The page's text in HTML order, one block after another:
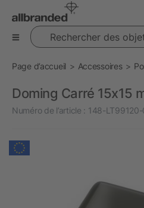
Rechercher des objets
Page d’accueil Accessoires
Doming Carré 15x15
Numéro de l’article : 148-